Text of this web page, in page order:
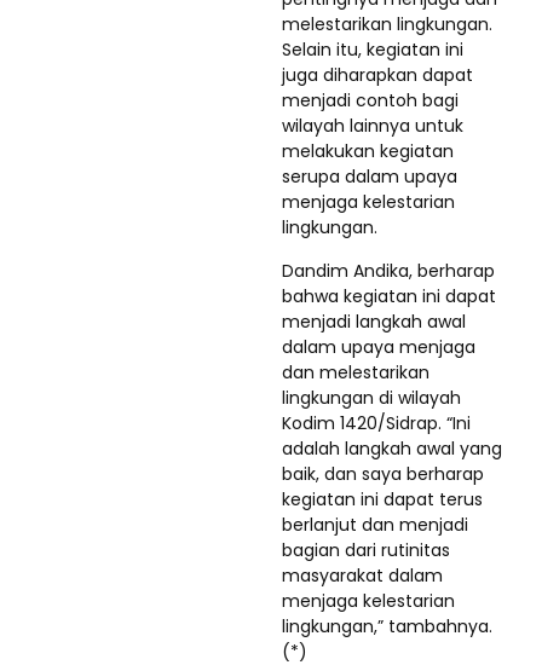
melestarikan lingkungan.
Selain itu, kegiatan ini
juga diharapkan dapat
menjadi contoh bagi
wilayah lainnya untuk
melakukan kegiatan
serupa dalam upaya
menjaga kelestarian
lingkungan.
Dandim Andika, berharap
bahwa kegiatan ini dapat
menjadi langkah awal
dalam upaya menjaga
dan melestarikan
lingkungan di wilayah
Kodim 1420/Sidrap. “Ini
adalah langkah awal yang
baik, dan saya berharap
kegiatan ini dapat terus
berlanjut dan menjadi
bagian dari rutinitas
masyarakat dalam
menjaga kelestarian
lingkungan,” tambahnya.
(*)